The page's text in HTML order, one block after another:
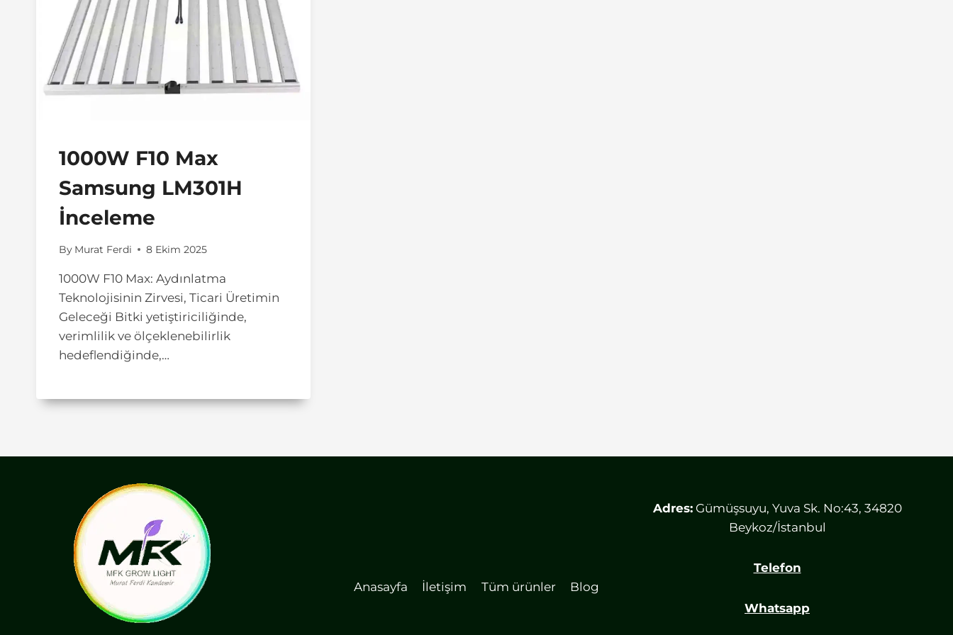
1000W F10 Max
Samsung LM301H
İnceleme
By Murat Ferdi 8 Ekim 2025
1000W F10 Max: Aydınlatma
Teknolojisinin Zirvesi, Ticari Üretimin
Geleceği Bitki yetiştiriciliğinde,
verimlilik ve ölçeklenebilirlik
hedeflendiğinde,…
Anasayfa İletişim Tüm ürünler Blog
Adres:Gümüşsuyu, Yuva Sk. No:43, 34820
Beykoz/İstanbul
Telefon
Whatsapp